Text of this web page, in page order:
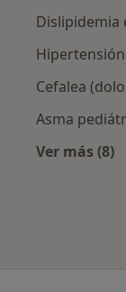
Dislipidemia
Cefalea
Asma
Ver más (8)